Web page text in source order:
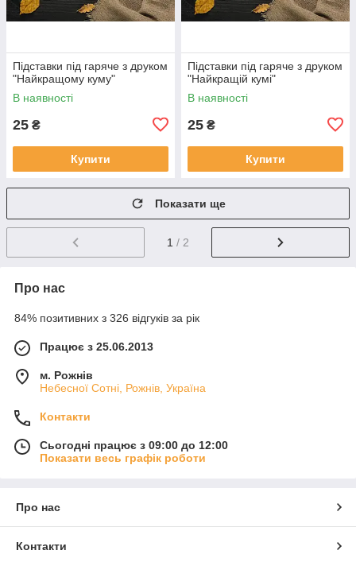
Підставки під гаряче з друком
"Найкращому куму"
В наявності
25 ₴
Купити
Підставки під гаряче з друком
"Найкращій кумі"
В наявності
25 ₴
Купити
Показати ще
1 / 2
Про нас
84% позитивних з 326 відгуків за рік
Працює з 25.06.2013
м. Рожнів
Небесної Сотні, Рожнів, Україна
Контакти
Сьогодні працює з 09:00 до 12:00
Показати весь графік роботи
Про нас
Контакти